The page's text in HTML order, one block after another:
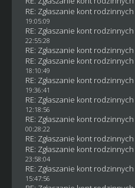
RE: Zgłaszanie kont rodzinnych
19:05:09
RE: Zgłaszanie kont rodzinnych
22:55:28
RE: Zgłaszanie kont rodzinnych
RE: Zgłaszanie kont rodzinnych
18:10:49
RE: Zgłaszanie kont rodzinnych
19:36:41
RE: Zgłaszanie kont rodzinnych
12:18:56
RE: Zgłaszanie kont rodzinnych
00:28:22
RE: Zgłaszanie kont rodzinnych
RE: Zgłaszanie kont rodzinnych
23:58:04
RE: Zgłaszanie kont rodzinnych
15:47:56